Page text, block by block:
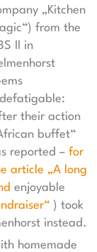
„Kitchen
from the
II in
their action
buffet“
reported –for
article „A long
enjoyable
) took
instead.
homemade